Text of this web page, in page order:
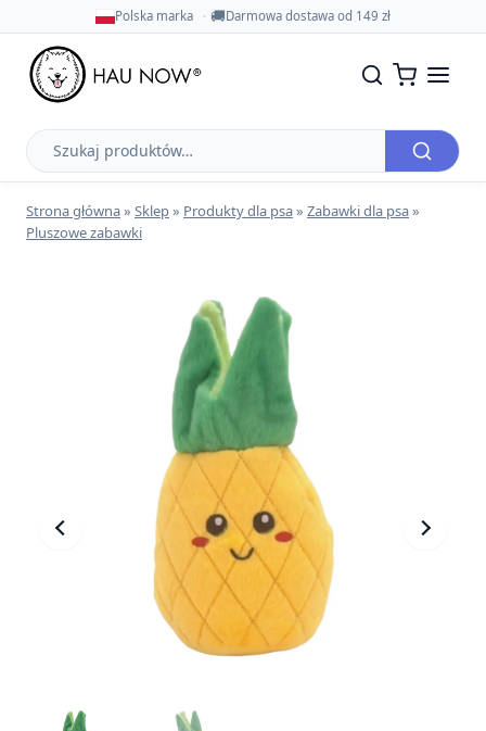
Polska marka 🚚Darmowa dostawa od 149 zł
Szukaj
produktów
Strona główna» Sklep» Produkty dla psa» Zabawki dla psa»
Pluszowe zabawki